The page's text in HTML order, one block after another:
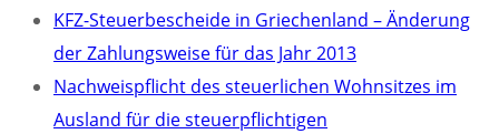
KFZ-Steuerbescheide in Griechenland – Änderung
der Zahlungsweise für das Jahr 2013
Nachweispflicht des steuerlichen Wohnsitzes im
Ausland für die steuerpflichtigen